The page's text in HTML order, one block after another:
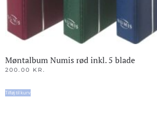
Møntalbum Numis rød inkl. 5 blade
200.00 KR.
Tilføj til kurv